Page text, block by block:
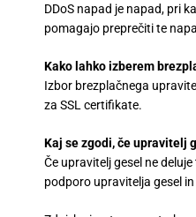
DDoS napad je napad, pri
pomagajo preprečiti te
Kako lahko izberem
Izbor brezplačnega
za SSL certifikate.
Kaj se zgodi, če upravitelj
Če upravitelj gesel ne
podporo upravitelja gesel